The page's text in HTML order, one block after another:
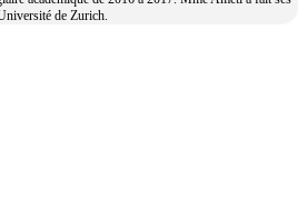
de Zurich.